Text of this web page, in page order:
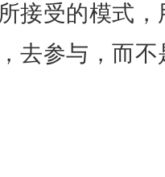
接受的模式
去参与，而